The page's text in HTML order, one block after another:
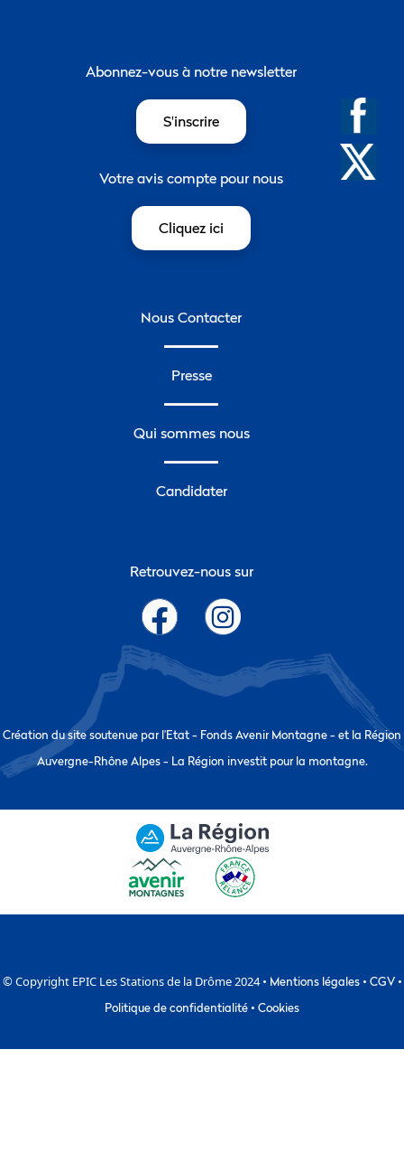
Retrouvez-nous sur
Nous Contacter
Presse
Qui sommes nous
Candidater
Abonnez-vous à notre newsletter
S'inscrire
Votre avis compte pour nous
Cliquez ici
Création du site soutenue par l’Etat - Fonds Avenir Montagne - et la Région
Auvergne-Rhône Alpes - La Région investit pour la montagne.
© Copyright EPIC Les Stations de la Drôme 2024 • Mentions légales• CGV•
Politique de confidentialité • Cookies